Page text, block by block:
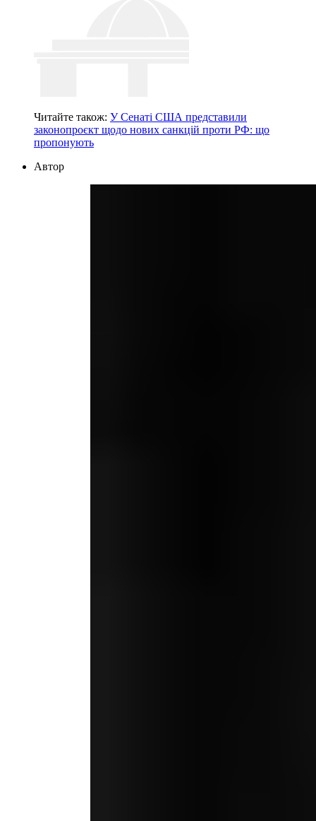
Читайте також: У Сенаті США представили
законопроєкт щодо нових санкцій проти РФ: що
пропонують
Автор